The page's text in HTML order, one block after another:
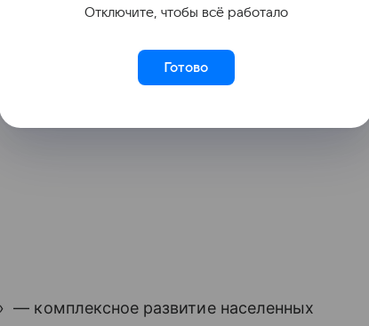
— комплексное развитие населенных
Отключите, чтобы всё работало
Готово